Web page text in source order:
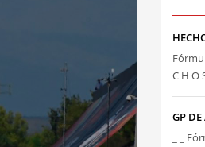
C H O
GP
_ _